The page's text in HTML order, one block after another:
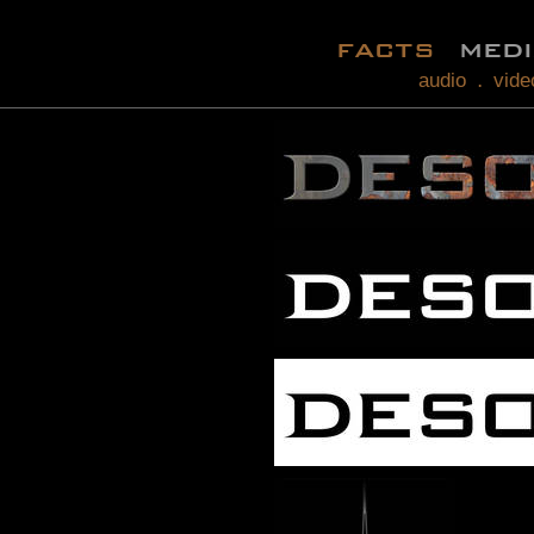
facts
audio .